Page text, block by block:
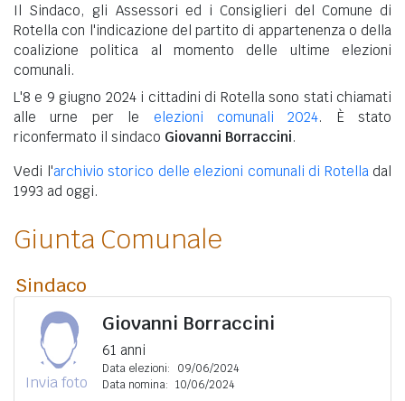
Il Sindaco, gli Assessori ed i Consiglieri del Comune di
Rotella con l'indicazione del partito di appartenenza o della
coalizione politica al momento delle ultime elezioni
comunali.
L'8 e 9 giugno 2024 i cittadini di Rotella sono stati chiamati
alle urne per le elezioni comunali 2024. È stato
riconfermato il sindaco Giovanni Borraccini.
Vedi l'archivio storico delle elezioni comunali di Rotella dal
1993 ad oggi.
Giunta Comunale
Sindaco
Invia foto
Giovanni Borraccini
61 anni
Data elezioni:
09/06/2024
Data nomina: 10/06/2024